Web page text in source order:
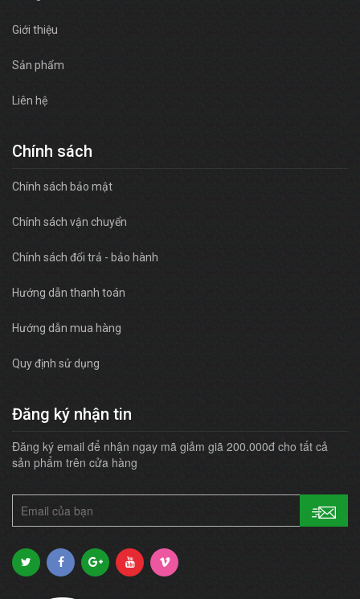
Giới thiệu
Sản phẩm
Liên hệ
Chính sách
Chính sách bảo mật
Chính sách vận chuyển
Chính sách đổi trả - bảo hành
Hướng dẫn thanh toán
Hướng dẫn mua hàng
Quy định sử dụng
Đăng ký nhận tin
Đăng ký email để nhận ngay mã giảm giã 200.000đ cho tất cả
sản phẩm trên cửa hàng